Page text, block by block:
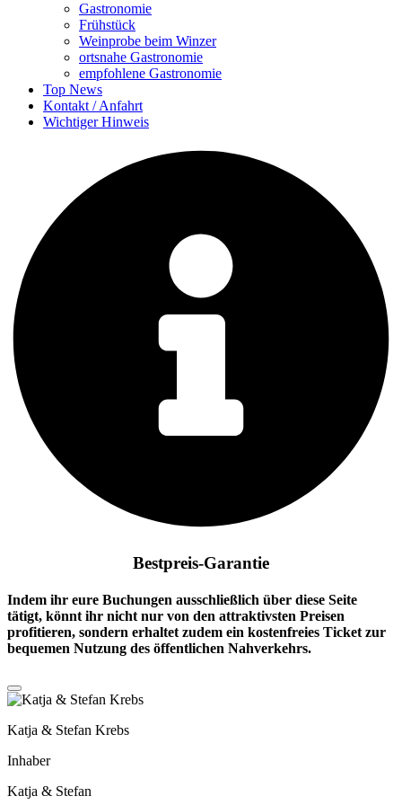
Gastronomie
Frühstück
Weinprobe beim Winzer
ortsnahe Gastronomie
empfohlene Gastronomie
Top News
Kontakt / Anfahrt
Wichtiger Hinweis
Bestpreis-Garantie
Indem ihr eure Buchungen ausschließlich über diese Seite
tätigt, könnt ihr nicht nur von den attraktivsten Preisen
profitieren, sondern erhaltet zudem ein kostenfreies Ticket zur
bequemen Nutzung des öffentlichen Nahverkehrs.
Katja & Stefan Krebs
Inhaber
Katja & Stefan